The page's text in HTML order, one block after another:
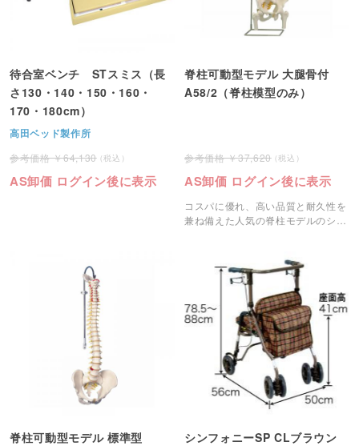
待合室ベンチ STスミス（長
さ130・140・150・160・
170・180cm）
高田ベッド製作所
64,130
AS卸価 ログイン後に表示
脊柱可動型モデル 大腿骨付
A58/2（脊柱模型のみ）
37,620
AS卸価 ログイン後に表示
コスパに優れ、高い品質と耐久性を
兼ね備えた人気の脊柱モデルのシリ
脊柱可動型モデル 標準型
シンフォニーSP CLブラウン